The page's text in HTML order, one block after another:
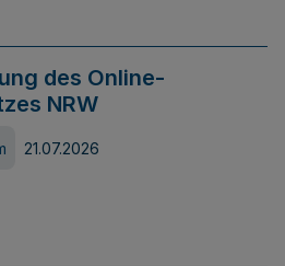
des Online-
NRW
21.07.2026